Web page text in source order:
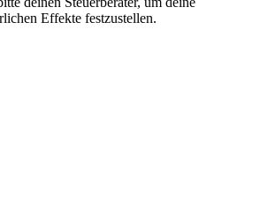
Effekte festzustellen.